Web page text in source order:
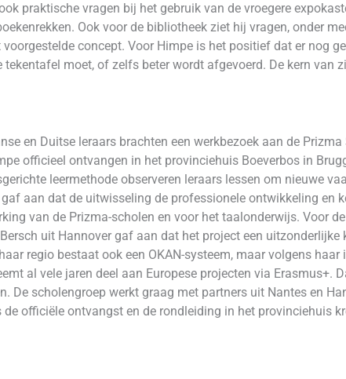
praktische vragen bij het gebruik van de vroegere
Ook voor de bibliotheek ziet hij vragen, onder
concept. Voor Himpe is het positief dat er nog
moet, of zelfs beter wordt afgevoerd. De kern van
en Duitse leraars brachten een werkbezoek aan de
officieel ontvangen in het provinciehuis Boeverbos in
leermethode observeren leraars lessen om nieuwe
aan dat de uitwisseling de professionele ontwikkeling en
van de Prizma-scholen en voor het taalonderwijs. Voor
uit Hannover gaf aan dat het project een uitzonderlijke
regio bestaat ook een OKAN-systeem, maar volgens haar
al vele jaren deel aan Europese projecten via Erasmus+.
De scholengroep werkt graag met partners uit Nantes en
officiële ontvangst en de rondleiding in het provinciehuis